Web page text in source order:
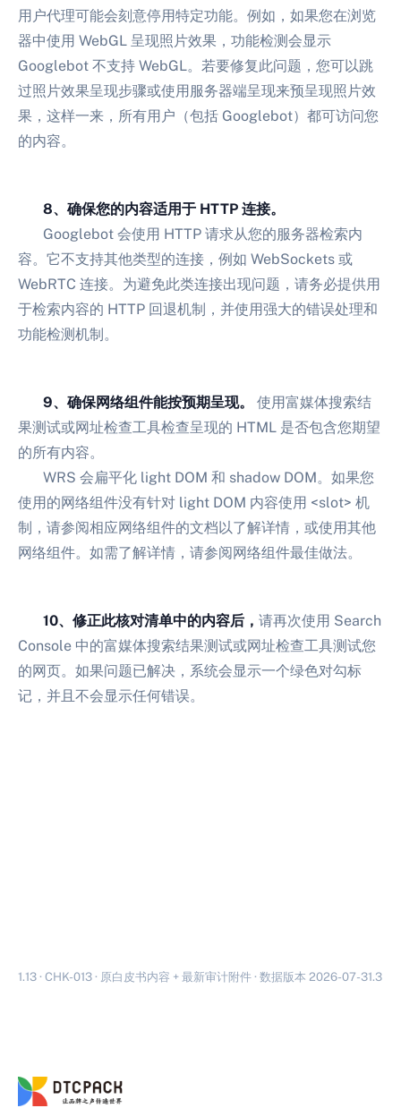
用户代理可能会刻意停用特定功能。例如，如果您在浏览
器中使用 WebGL 呈现照片效果，功能检测会显示
Googlebot 不支持 WebGL。若要修复此问题，您可以跳
过照片效果呈现步骤或使用服务器端呈现来预呈现照片效
果，这样一来，所有用户（包括 Googlebot）都可访问您
的内容。
8、确保您的内容适用于 HTTP 连接。
Googlebot 会使用 HTTP 请求从您的服务器检索内
容。它不支持其他类型的连接，例如 WebSockets 或
WebRTC 连接。为避免此类连接出现问题，请务必提供用
于检索内容的 HTTP 回退机制，并使用强大的错误处理和
功能检测机制。
9、确保网络组件能按预期呈现。
使用富媒体搜索结
果测试或网址检查工具检查呈现的 HTML 是否包含您期望
的所有内容。
WRS 会扁平化 light DOM 和 shadow DOM。如果您
使用的网络组件没有针对 light DOM 内容使用 <slot> 机
制，请参阅相应网络组件的文档以了解详情，或使用其他
网络组件。如需了解详情，请参阅网络组件最佳做法。
10、修正此核对清单中的内容后， 请再次使用 Search
Console 中的富媒体搜索结果测试或网址检查工具测试您
的网页。如果问题已解决，系统会显示一个绿色对勾标
记，并且不会显示任何错误。
1.13 · CHK-013 · 原白皮书内容 + 最新审计附件 · 数据版本 2026-07-31.3